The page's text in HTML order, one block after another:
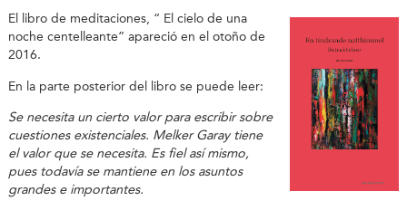
El libro de meditaciones, “ El cielo de una
noche centelleante” apareció en el otoño de
2016.
En la parte posterior del libro se puede leer:
Se necesita un cierto valor para escribir sobre
cuestiones existenciales. Melker Garay tiene
el valor que se necesita. Es fiel así mismo,
pues todavía se mantiene en los asuntos
grandes e importantes.